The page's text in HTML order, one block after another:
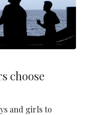
choose
and girls to